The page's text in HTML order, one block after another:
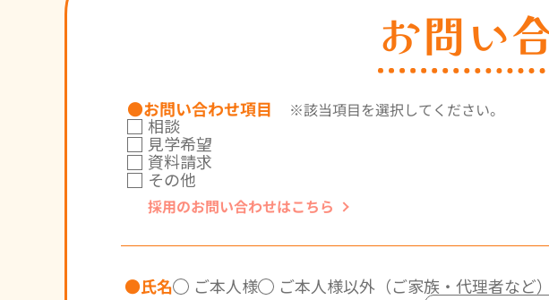
お問い
●お問い合わせ項目 ※該当項目を選択してください。
相談
見学希望
資料請求
その他
採用のお問い合わせはこちら
●氏名 ご本人様
ご本人様以外（ご家族・代理者など）